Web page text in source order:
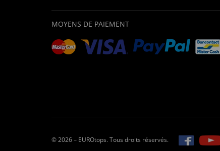
vonJürgen S . vom 28.10.2022
MOYENS DE PAIEMENT
© 2026 – EUROtops. Tous droits réservés.